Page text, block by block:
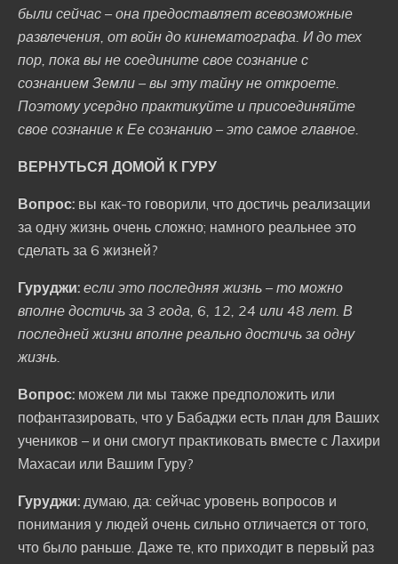
были сейчас – она предоставляет всевозможные
развлечения, от войн до кинематографа. И до тех
пор, пока вы не соедините свое сознание с
сознанием Земли – вы эту тайну не откроете.
Поэтому усердно практикуйте и присоединяйте
свое сознание к Ее сознанию – это самое главное.
ВЕРНУТЬСЯ ДОМОЙ К ГУРУ
Вопрос: вы как-то говорили, что достичь реализации
за одну жизнь очень сложно; намного реальнее это
сделать за 6 жизней?
Гуруджи: если это последняя жизнь – то можно
вполне достичь за 3 года, 6, 12, 24 или 48 лет. В
последней жизни вполне реально достичь за одну
жизнь.
Вопрос: можем ли мы также предположить или
пофантазировать, что у Бабаджи есть план для Ваших
учеников – и они смогут практиковать вместе с Лахири
Махасаи или Вашим Гуру?
Гуруджи: думаю, да: сейчас уровень вопросов и
понимания у людей очень сильно отличается от того,
что было раньше. Даже те, кто приходит в первый раз